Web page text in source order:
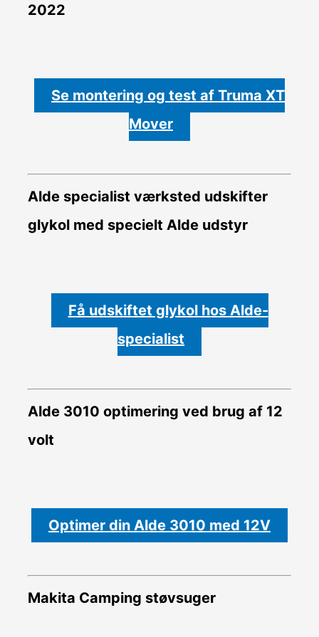
2022
Se montering og test af Truma XT
Mover
Alde specialist værksted udskifter
glykol med specielt Alde udstyr
Få udskiftet glykol hos Alde-
specialist
Alde 3010 optimering ved brug af 12
volt
Optimer din Alde 3010 med 12V
Makita Camping støvsuger